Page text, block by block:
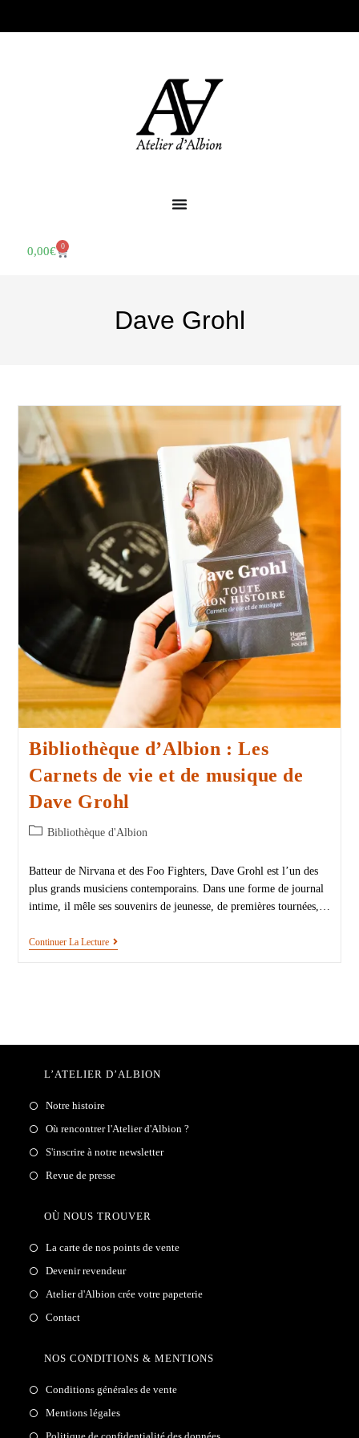
0,00€ 0
Dave Grohl
Bibliothèque d’Albion : Les
Carnets de vie et de musique de
Dave Grohl
Bibliothèque d'Albion
Batteur de Nirvana et des Foo Fighters, Dave Grohl est l’un des
plus grands musiciens contemporains. Dans une forme de journal
intime, il mêle ses souvenirs de jeunesse, de premières tournées,…
Continuer La Lecture
L’ATELIER D’ALBION
Notre histoire
Où rencontrer l'Atelier d'Albion ?
S'inscrire à notre newsletter
Revue de presse
OÙ NOUS TROUVER
La carte de nos points de vente
Devenir revendeur
Atelier d'Albion crée votre papeterie
Contact
NOS CONDITIONS & MENTIONS
Conditions générales de vente
Mentions légales